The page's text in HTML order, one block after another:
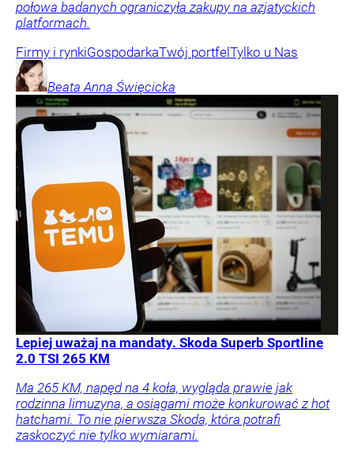
połowa badanych ograniczyła zakupy na azjatyckich
platformach.
Firmy i rynkiGospodarkaTwój portfel Tylko u Nas
Beata Anna Święcicka
Lepiej uważaj na mandaty. Skoda Superb Sportline
2.0 TSI 265 KM
Ma 265 KM, napęd na 4 koła, wygląda prawie jak
rodzinna limuzyna, a osiągami może konkurować z hot
hatchami. To nie pierwsza Skoda, która potrafi
zaskoczyć nie tylko wymiarami.